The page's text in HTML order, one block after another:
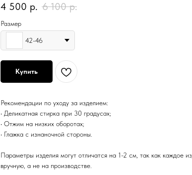
4 500 р. 6 100 р.
Размер
42-46
Купить
Рекомендации по уходу за изделием:
• Деликатная стирка при 30 градусах;
• Отжим на низких оборотах;
• Глажка с изнаночной стороны.
Параметры изделия могут отличатся на 1-2 см, так как каждое
вручную, а не на производстве.